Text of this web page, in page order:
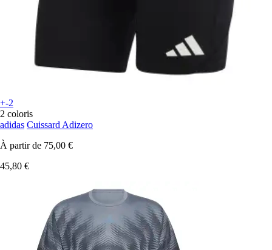
+-2
2 coloris
adidas Cuissard Adizero
À partir de 75,00 €
45,80 €